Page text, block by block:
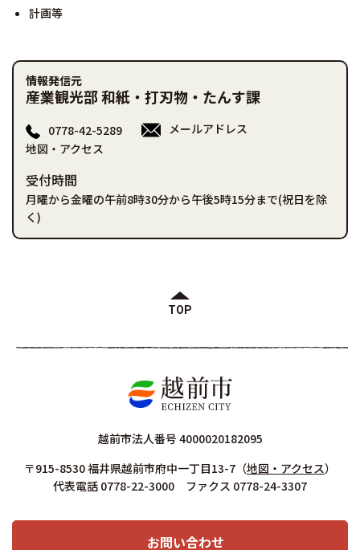
計画等
情報発信元
産業観光部 和紙・打刃物・たんす課
0778-42-5289
メールアドレス
地図・アクセス
受付時間
月曜から金曜の午前8時30分から午後5時15分まで(祝日を除
く)
TOP
越前市法人番号 4000020182095
〒915-8530 福井県越前市府中一丁目13-7 （地図・アクセス）
代表電話 0778-22-3000 ファクス 0778-24-3307
お問い合わせ